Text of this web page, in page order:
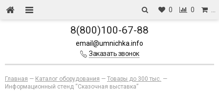
0 0
8(800)100-67-88
email@umnichka.info
Заказать звонок
Главная — Каталог оборудования — Товары до 300 тыс. —
Информационный стенд “Сказочная выставка”